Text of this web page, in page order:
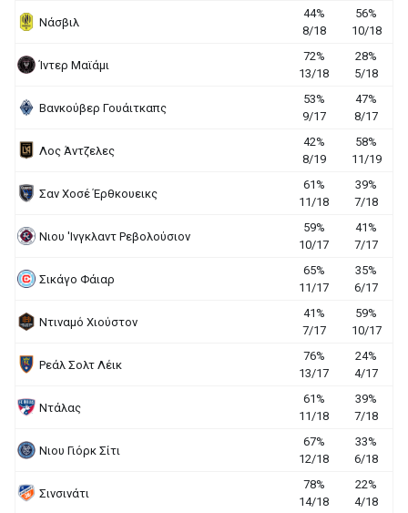
Νάσβιλ
44%
8/18
56%
10/18
Ίντερ Μαϊάμι
72%
13/18
28%
5/18
Βανκούβερ Γουάιτκαπς
53%
9/17
47%
8/17
Λος Άντζελες
42%
8/19
58%
11/19
Σαν Χοσέ Έρθκουεικς
61%
11/18
39%
7/18
Νιου 'Ινγκλαντ Ρεβολούσιον
59%
10/17
41%
7/17
Σικάγο Φάιαρ
65%
11/17
35%
6/17
Ντιναμό Χιούστον
41%
7/17
59%
10/17
Ρεάλ Σολτ Λέικ
76%
13/17
24%
4/17
Ντάλας
61%
11/18
39%
7/18
Νιου Γιόρκ Σίτι
67%
12/18
33%
6/18
Σινσινάτι
78%
14/18
22%
4/18